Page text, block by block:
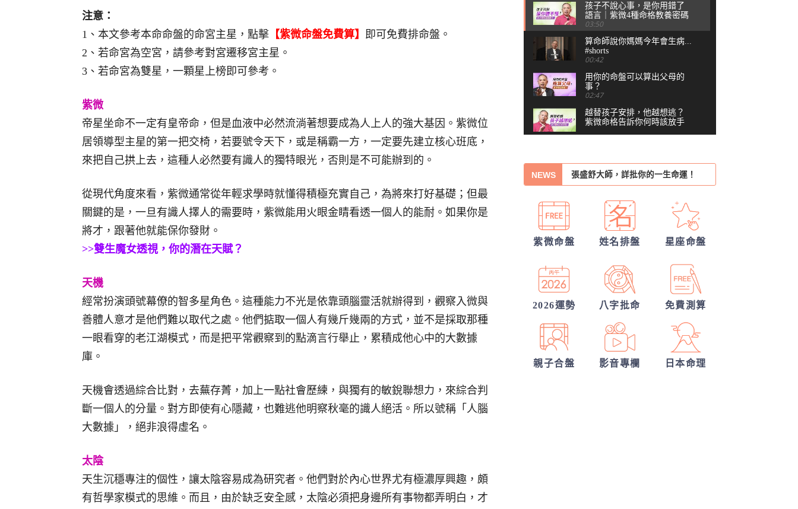
注意：
1、本文參考本命命盤的命宮主星，點擊 【紫微命盤免費算】
即可免費排命盤。
2、若命宮為空宮，請參考對宮遷移宮主星。
3、若命宮為雙星，一顆星上榜即可參考。
紫微
帝星坐命不一定有皇帝命，但是血液中必然流淌著想要成為人上人的強大基因。紫微位
居領導型主星的第一把交椅，若要號令天下，或是稱霸一方，一定要先建立核心班底，
來把自己拱上去，這種人必然要有識人的獨特眼光，否則是不可能辦到的。
從現代角度來看，紫微通常從年輕求學時就懂得積極充實自己，為將來打好基礎；但最
關鍵的是，一旦有識人擇人的需要時，紫微能用火眼金睛看透一個人的能耐。如果你是
將才，跟著他就能保你發財。
>>雙生魔女透視，你的潛在天賦？
天機
經常扮演頭號幕僚的智多星角色。這種能力不光是依靠頭腦靈活就辦得到，觀察入微與
善體人意才是他們難以取代之處。他們掂取一個人有幾斤幾兩的方式，並不是採取那種
一眼看穿的老江湖模式，而是把平常觀察到的點滴言行舉止，累積成他心中的大數據
庫。
天機會透過綜合比對，去蕪存菁，加上一點社會歷練，與獨有的敏銳聯想力，來綜合判
斷一個人的分量。對方即使有心隱藏，也難逃他明察秋毫的識人絕活。所以號稱「人腦
大數據」，絕非浪得虛名。
太陰
天生沉穩專注的個性，讓太陰容易成為研究者。他們對於內心世界尤有極濃厚興趣，頗
有哲學家模式的思維。而且，由於缺乏安全感，太陰必須把身邊所有事物都弄明白，才
孩子不說心事，是你用錯了
語言｜紫微4種命格教養密碼
03:50
算命師說你媽媽今年會生病...
#shorts
00:42
用你的命盤可以算出父母的
事？
02:47
越替孩子安排，他越想逃？
紫微命格告訴你何時該放手
00:41
習慣把累往肚子裡吞？最難
越努力越燒光自己？你的天
賦可能用過頭了 #shorts
00:40
顆星，常燒光自己
40歲，人生努力全部歸零
——我打開命盤，看到了什
麼？
04:51
一張命盤，算出你全家？
#shorts
NEWS
你們前世是哪種星宿關係？今生有好結
我們的未來已註定?
他的戀愛意圖全洞悉
你們的命盤合嗎？適合當夫妻？批婚配
錢途低迷！如何翻身轉運？揭開你的發
我們緣分已盡了嗎？
紫微命盤 姓名排盤 星座命盤
2026運勢 八字批命 免費測算
親子合盤 影音專欄 日本命理